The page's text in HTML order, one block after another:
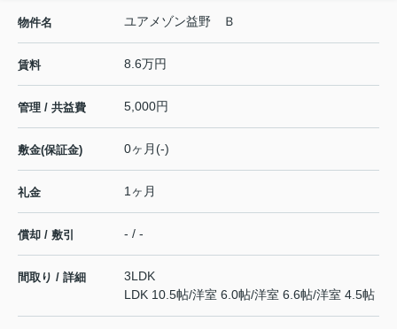
物件名 ユアメゾン益野 Ｂ
賃料 8.6万円
管理 / 共益費 5,000円
敷金(保証金) 0ヶ月(-)
礼金 1ヶ月
償却 / 敷引 - / -
間取り / 詳細
3LDK
LDK 10.5帖/洋室 6.0帖/洋室 6.6帖/洋室 4.5帖